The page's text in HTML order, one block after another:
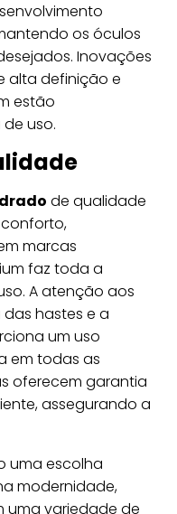
os óculos
Inovações
alta definição e
estão
uso.
de qualidade
marcas
faz toda a
A atenção aos
hastes e a
um uso
em todas as
oferecem garantia
assegurando a
uma escolha
modernidade,
uma variedade de